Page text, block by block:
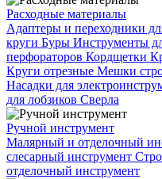
Расходные материалы
Адаптеры и переходники
круги Буры Инструменты
перфораторов Кордщетки
Круги отрезные Мешки
Насадки для
для лобзиков Сверла
Ручной инструмент
Малярный и отделочный
слесарный инструмент
отделочный инструмент